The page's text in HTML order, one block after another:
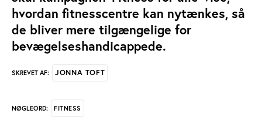
hvordan fitnesscentre kan nytænkes, så
de bliver mere tilgængelige for
bevægelseshandicappede.
SKREVET AF: JONNA TOFT
NØGLEORD: FITNESS